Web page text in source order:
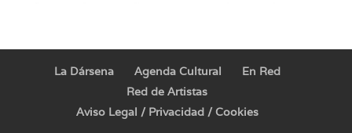
La Dársena Agenda Cultural
En Red
Red de Artistas
Aviso Legal / Privacidad / Cookies